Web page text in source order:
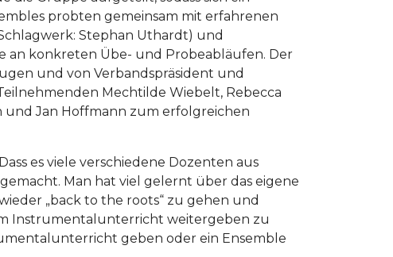
probten gemeinsam mit erfahrenen
Stephan Uthardt) und
an konkreten Übe- und Probeabläufen. Der
und von Verbandspräsident und
Mechtilde Wiebelt, Rebecca
und Jan Hoffmann zum erfolgreichen
es viele verschiedene Dozenten aus
Man hat viel gelernt über das eigene
„back to the roots“ zu gehen und
Instrumentalunterricht weitergeben zu
geben oder ein Ensemble